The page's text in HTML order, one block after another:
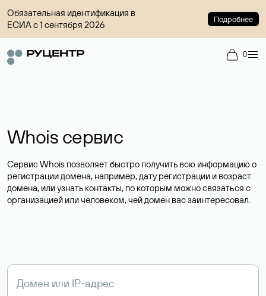
Обязательная идентификация в
ЕСИА с 1 сентября 2026
Подробнее
0
Whois сервис
Сервис Whois позволяет быстро получить всю информацию о
регистрации домена, например, дату регистрации и возраст
домена, или узнать контакты, по которым можно связаться с
организацией или человеком, чей домен вас заинтересовал.